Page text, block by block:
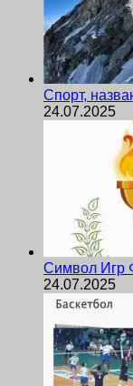
Спорт,
24.07.2025
Символ Игр
24.07.2025